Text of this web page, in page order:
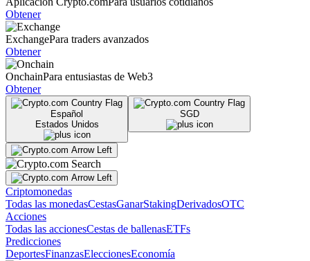
Obtener
ExchangePara traders avanzados
Obtener
OnchainPara entusiastas de Web3
Obtener
Español
Estados Unidos
SGD
Criptomonedas
Todas las monedasCestasGanarStakingDerivadosOTC
Acciones
Todas las accionesCestas de ballenasETFs
Predicciones
DeportesFinanzasEleccionesEconomía